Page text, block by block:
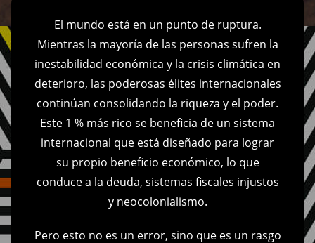
El mundo está en un punto de ruptura.
Mientras la mayoría de las personas sufren la
inestabilidad económica y la crisis climática en
deterioro, las poderosas élites internacionales
continúan consolidando la riqueza y el poder.
Este 1 % más rico se beneficia de un sistema
internacional que está diseñado para lograr
su propio beneficio económico, lo que
conduce a la deuda, sistemas fiscales injustos
y neocolonialismo.
Pero esto no es un error, sino que es un rasgo